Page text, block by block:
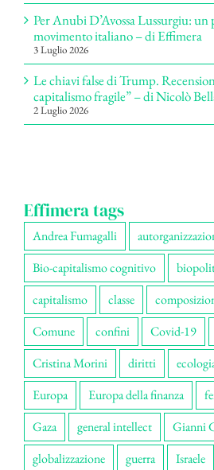
Per Anubi D’Avossa Lussurgiu: un
movimento italiano – di Effimera
3 Luglio 2026
Le chiavi false di Trump.
capitalismo fragile” – di Nicolò
2 Luglio 2026
Effimera tags
Andrea Fumagalli
Bio-capitalismo cognitivo
capitalismo
classe
Comune
confini Covid-19
Cristina Morini
diritti
Europa
Europa della finanza
Gaza
general intellect
Gianni
globalizzazione
guerra Israele